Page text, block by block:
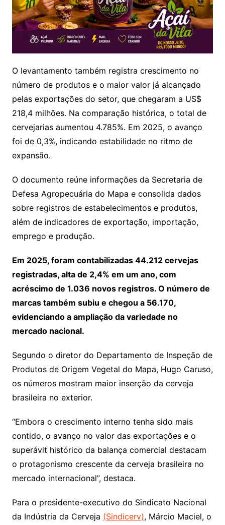
O levantamento também registra crescimento no
número de produtos e o maior valor já alcançado
pelas exportações do setor, que chegaram a US$
218,4 milhões. Na comparação histórica, o total de
cervejarias aumentou 4.785%. Em 2025, o avanço
foi de 0,3%, indicando estabilidade no ritmo de
expansão.
O documento reúne informações da Secretaria de
Defesa Agropecuária do Mapa e consolida dados
sobre registros de estabelecimentos e produtos,
além de indicadores de exportação, importação,
emprego e produção.
Em 2025, foram contabilizadas 44.212 cervejas
registradas, alta de 2,4% em um ano, com
acréscimo de 1.036 novos registros. O número de
marcas também subiu e chegou a 56.170,
evidenciando a ampliação da variedade no
mercado nacional.
Segundo o diretor do Departamento de Inspeção de
Produtos de Origem Vegetal do Mapa, Hugo Caruso,
os números mostram maior inserção da cerveja
brasileira no exterior.
“Embora o crescimento interno tenha sido mais
contido, o avanço no valor das exportações e o
superávit histórico da balança comercial destacam
o protagonismo crescente da cerveja brasileira no
mercado internacional”, destaca.
Para o presidente-executivo do Sindicato Nacional
da Indústria da Cerveja (Sindicerv), Márcio Maciel, o